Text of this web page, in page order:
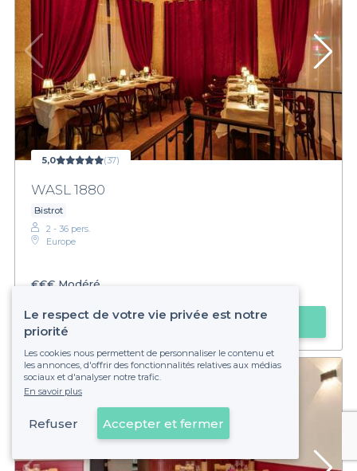
5,0 (37)
WASL 1880
Bistrot
2 - 36 pers.
Europe
€€€ Modéré
Faire une demande
Voir sur la carte
Le respect de votre vie privée est notre
priorité
Les cookies nous permettent de personnaliser le contenu et
les annonces, d'offrir des fonctionnalités relatives aux médias
sociaux et d'analyser notre trafic.
En savoir plus
Refuser Accepter et fermer